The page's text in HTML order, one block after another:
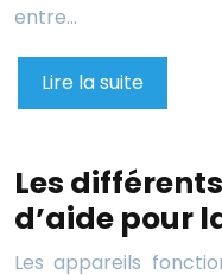
entre…
Lire la suite
Les
d’aide pour
Les appareils